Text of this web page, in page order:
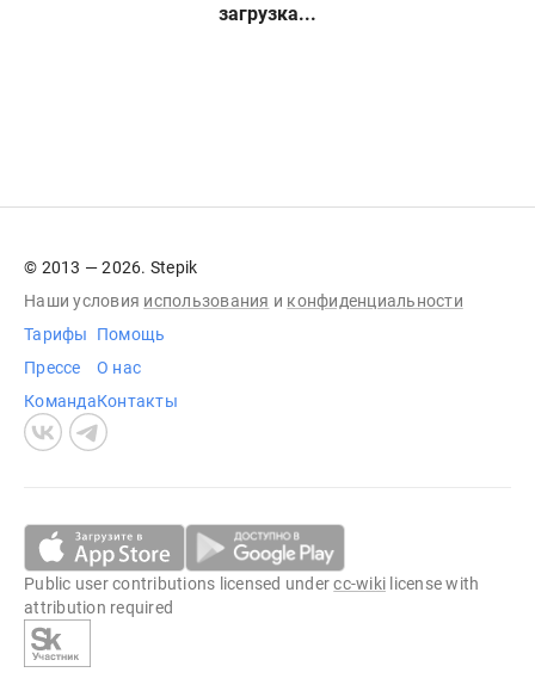
загрузка...
© 2013 — 2026. Stepik
Наши условия использования и конфиденциальности
Тарифы
Прессе
Команда
Помощь
О нас
Контакты
Public user contributions licensed undercc-wiki license with
attribution required